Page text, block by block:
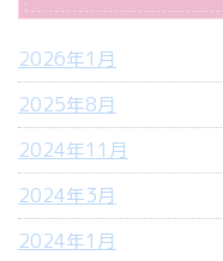
2026年1月
2025年8月
2024年11月
2024年3月
2024年1月